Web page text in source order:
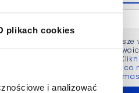
plikach cookies
i analizować
Zgodę możesz
Administratorem
się więcej m.in. po co
Twoje dane i jakie